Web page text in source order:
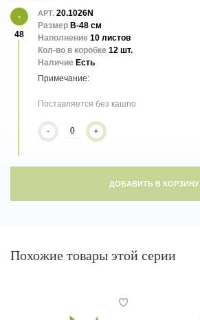
48
АРТ. 20.1026N
Размер В-48 см
Наполнение 10 листов
Кол-во в коробке 12 шт.
Наличие Есть
Поставляется без кашпо
- +
ДОБАВИТЬ В КОРЗИНУ
Похожие товары этой серии